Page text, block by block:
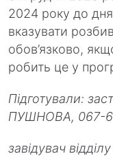
2024 року до дня
вказувати
обов’язково,
робить це у
Підготували:
ПУШНОВА, 067-
завідувач